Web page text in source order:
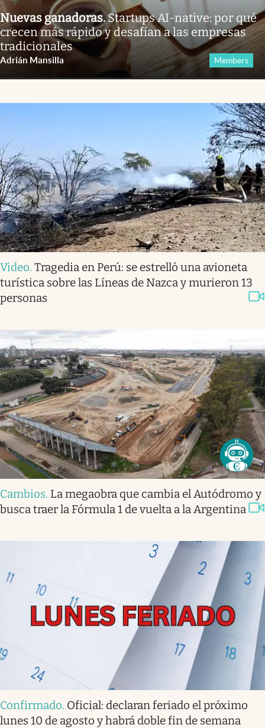
Nuevas ganadoras.Startups AI-native: por qué
crecen más rápido y desafían a las empresas
tradicionales
Adrián Mansilla Members
Video. Tragedia en Perú: se estrelló una avioneta
turística sobre las Líneas de Nazca y murieron 13
personas
Cambios. La megaobra que cambia el Autódromo y
busca traer la Fórmula 1 de vuelta a la Argentina
Confirmado. Oficial: declaran feriado el próximo
lunes 10 de agosto y habrá doble fin de semana